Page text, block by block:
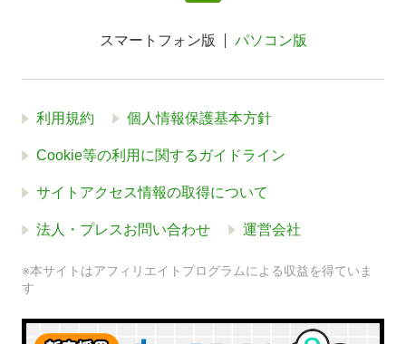
スマートフォン版 パソコン版
利用規約 個人情報保護基本方針
Cookie等の利用に関するガイドライン
サイトアクセス情報の取得について
法人・プレスお問い合わせ 運営会社
※本サイトはアフィリエイトプログラムによる収益を得ていま
す